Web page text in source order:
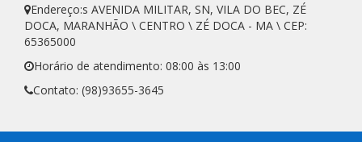
Endereço:s AVENIDA MILITAR, SN, VILA DO BEC, ZÉ
DOCA, MARANHÃO \ CENTRO \ ZÉ DOCA - MA \ CEP:
65365000
Horário de atendimento: 08:00 às 13:00
Contato: (98)93655-3645